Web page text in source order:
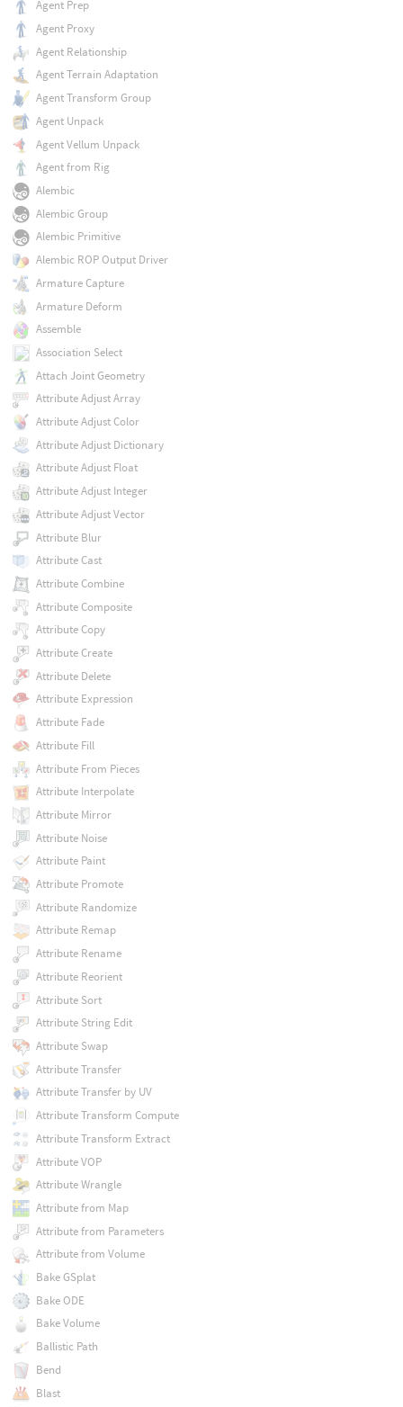
Agent Prep
Agent Proxy
Agent Relationship
Agent Terrain Adaptation
Agent Transform Group
Agent Unpack
Agent Vellum Unpack
Agent from Rig
Alembic
Alembic Group
Alembic Primitive
Alembic ROP Output Driver
Armature Capture
Armature Deform
Assemble
Association Select
Attach Joint Geometry
Attribute Adjust Array
Attribute Adjust Color
Attribute Adjust Dictionary
Attribute Adjust Float
Attribute Adjust Integer
Attribute Adjust Vector
Attribute Blur
Attribute Cast
Attribute Combine
Attribute Composite
Attribute Copy
Attribute Create
Attribute Delete
Attribute Expression
Attribute Fade
Attribute Fill
Attribute From Pieces
Attribute Interpolate
Attribute Mirror
Attribute Noise
Attribute Paint
Attribute Promote
Attribute Randomize
Attribute Remap
Attribute Rename
Attribute Reorient
Attribute Sort
Attribute String Edit
Attribute Swap
Attribute Transfer
Attribute Transfer by UV
Attribute Transform Compute
Attribute Transform Extract
Attribute VOP
Attribute Wrangle
Attribute from Map
Attribute from Parameters
Attribute from Volume
Bake GSplat
Bake ODE
Bake Volume
Ballistic Path
Bend
Blast